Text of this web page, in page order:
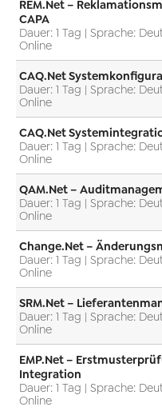
REM.Net –
CAPA
Dauer: 1 Tag | Sprache:
Online
CAQ.Net
Dauer: 1 Tag | Sprache:
Online
CAQ.Net
Dauer: 1 Tag | Sprache:
Online
QAM.Net –
Dauer: 1 Tag | Sprache:
Online
Change.Net –
Dauer: 1 Tag | Sprache:
Online
SRM.Net –
Dauer: 1 Tag | Sprache:
Online
EMP.Net –
Integration
Dauer: 1 Tag | Sprache:
Online